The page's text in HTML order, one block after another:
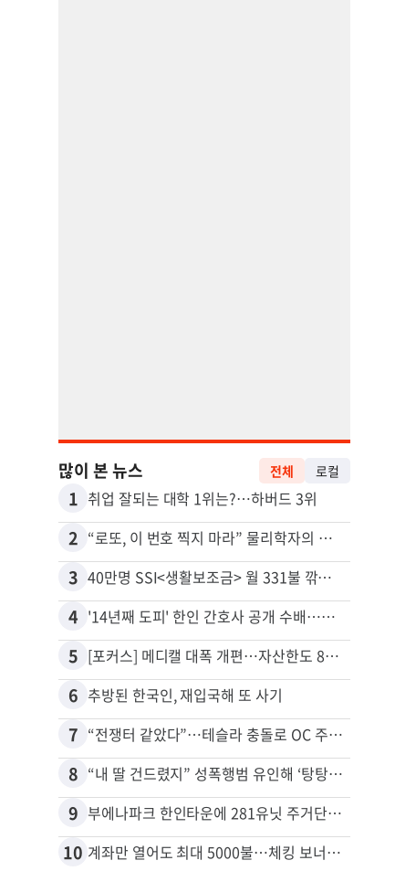
많이 본 뉴스 전체 로컬
1 취업 잘되는 대학 1위는?…하버드 3위
2 “로또, 이 번호 찍지 마라” 물리학자의 당첨금 높이는 비밀
3 40만명 SSI<생활보조금> 월 331불 깎이나
4 '14년째 도피' 한인 간호사 공개 수배…메디케어 사기 유죄
5 [포커스] 메디캘 대폭 개편…자산한도 84% 축소
6 추방된 한국인, 재입국해 또 사기
7 “전쟁터 같았다”…테슬라 충돌로 OC 주택 4채 파손
8 “내 딸 건드렸지” 성폭행범 유인해 ‘탕탕’…아빠의 복수 결말
9 부에나파크 한인타운에 281유닛 주거단지 들어선다
10 계좌만 열어도 최대 5000불…체킹 보너스 무한 경쟁